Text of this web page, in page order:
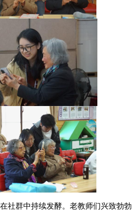
社群中持续发酵。老教师们兴致勃勃